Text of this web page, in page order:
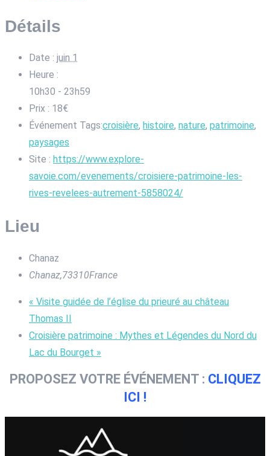
Détails
Date : juin 1
Heure :
10h30 - 23h59
Prix : 18€
Événement Tags:croisière, histoire, nature, patrimoine,
paysages
Site : https://www.explore-
savoie.com/evenements/croisiere-patrimoine-les-
rives-revelees-autrement-5858024/
Lieu
Chanaz
Chanaz,73310France
« Visite guidée de l’église du prieuré au château
Thomas II
Croisière patrimoine : Mythes et Légendes du Nord du
Lac du Bourget »
PROPOSEZ VOTRE ÉVÉNEMENT : CLIQUEZ
ICI !